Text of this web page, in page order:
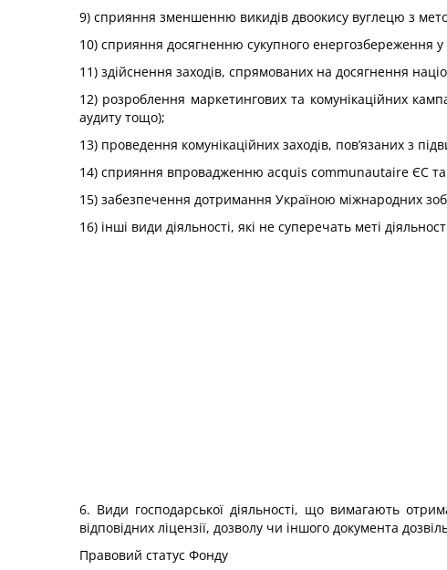
9) сприяння зменшенню викидів двоокису вуглецю з
10) сприяння досягненню сукупного енергозбереження
11) здійснення заходів, спрямованих на досягнення
12) розроблення маркетингових та комунікаційних
аудиту тощо);
13) проведення комунікаційних заходів, пов’язаних з
14) сприяння впровадженню acquis communautaire ЄС
15) забезпечення дотримання Україною міжнародних
16) інші види діяльності, які не суперечать меті
6. Види господарської діяльності, що вимагають
відповідних ліцензії, дозволу чи іншого документа
Правовий статус Фонду